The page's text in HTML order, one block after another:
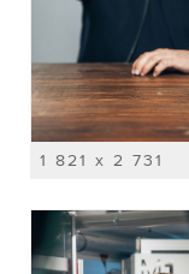
1 821 x 2 731